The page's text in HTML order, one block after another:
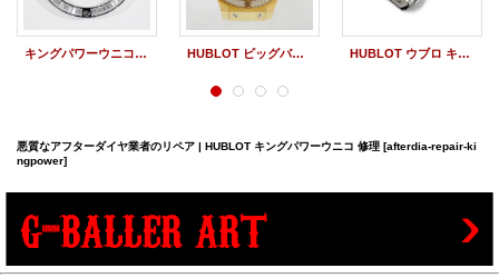
キングパワーウニコ アフターダイヤベゼル 48mm用 バケットダイヤベゼル HUBLOT ビッグバン オーバーホール 時計修理 リペア HUBLOT ウブロ キングパワー ウニコ アフターダイヤ Dバックル カスタムオーダー
悪質なアフターダイヤ業者のリペア | HUBLOT キングパワーウニコ 修理 [afterdia-repair-ki
ngpower]